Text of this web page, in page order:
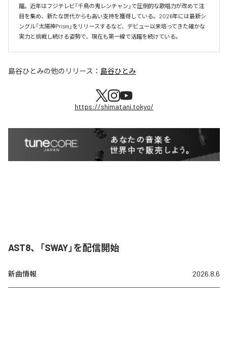
躍。近年はフジテレビ「千鳥の鬼レンチャン」で圧倒的な歌唱力が改めて注
目を集め、新たな世代からも高い支持を獲得している。2026年には最新シ
ングル「太陽神Prism」をリリースするなど、デビュー以来培ってきた確かな
実力と挑戦し続ける姿勢で、現在も第一線で活躍を続けている。
島谷ひとみの他のリリース： 島谷ひとみ
https://shimatani.tokyo/
AST8、「SWAY」を配信開始
新曲情報 2026.8.6